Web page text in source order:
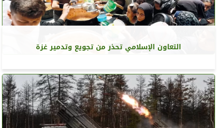
التعاون الإسلامي تحذر من تجويع وتدمير غزة